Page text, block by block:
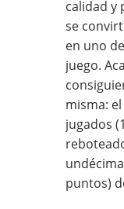
calidad y
se
en uno
juego.
misma:
jugados
puntos)